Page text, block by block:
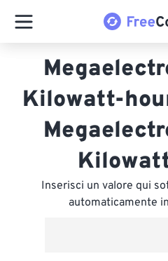
Kilowatt-
Inserisci un valore qui
automaticamente